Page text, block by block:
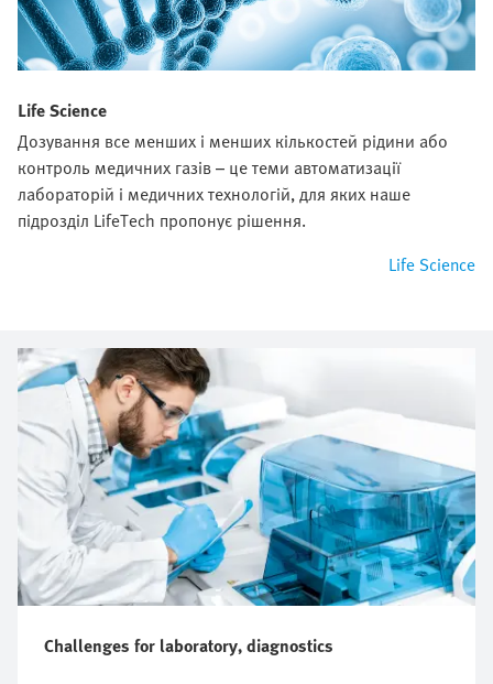
Life Science
Дозування все менших і менших кількостей рідини або
контроль медичних газів – це теми автоматизації
лабораторій і медичних технологій, для яких наше
підрозділ LifeTech пропонує рішення.
Life Science
Challenges for laboratory, diagnostics